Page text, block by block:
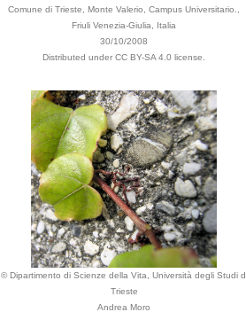
Comune di Trieste, Monte Valerio, Campus Universitario.,
Friuli Venezia-Giulia, Italia
30/10/2008
Distributed under CC BY-SA 4.0 license.
© Dipartimento di Scienze della Vita, Università degli Studi
Trieste
Andrea Moro